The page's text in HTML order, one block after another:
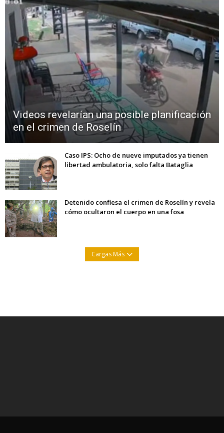
Videos revelarían una posible planificación
en el crimen de Roselín
Caso IPS: Ocho de nueve imputados ya tienen
libertad ambulatoria, solo falta Bataglia
Detenido confiesa el crimen de Roselín y revela
cómo ocultaron el cuerpo en una fosa
Cargas Más